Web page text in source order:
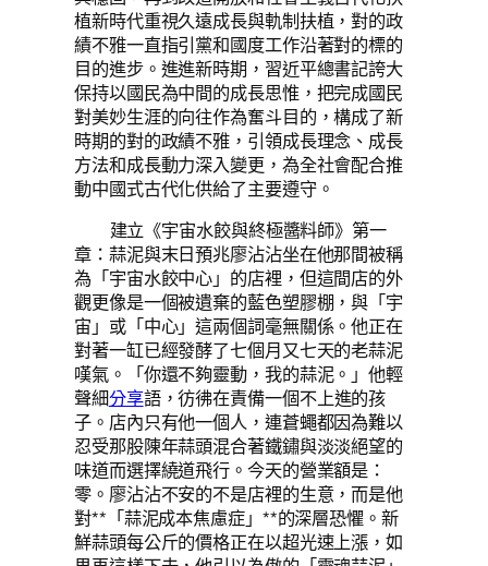
植新時代重視久遠成長與軌制扶植，對的政
績不雅一直指引黨和國度工作沿著對的標的
目的進步。進進新時期，習近平總書記誇大
保持以國民為中間的成長思惟，把完成國民
對美妙生涯的向往作為奮斗目的，構成了新
時期的對的政績不雅，引領成長理念、成長
方法和成長動力深入變更，為全社會配合推
動中國式古代化供給了主要遵守。
建立《宇宙水餃與終極醬料師》第一
章：蒜泥與末日預兆廖沾沾坐在他那間被稱
為「宇宙水餃中心」的店裡，但這間店的外
觀更像是一個被遺棄的藍色塑膠棚，與「宇
宙」或「中心」這兩個詞毫無關係。他正在
對著一缸已經發酵了七個月又七天的老蒜泥
嘆氣。「你還不夠靈動，我的蒜泥。」他輕
聲細分享語，彷彿在責備一個不上進的孩
子。店內只有他一個人，連蒼蠅都因為難以
忍受那股陳年蒜頭混合著鐵鏽與淡淡絕望的
味道而選擇繞道飛行。今天的營業額是：
零。廖沾沾不安的不是店裡的生意，而是他
對**「蒜泥成本焦慮症」**的深層恐懼。新
鮮蒜頭每公斤的價格正在以超光速上漲，如